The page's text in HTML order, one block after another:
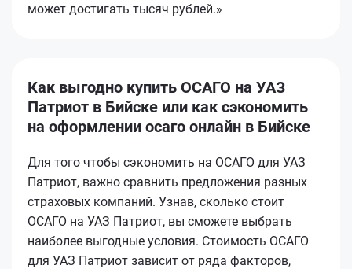
может достигать тысяч рублей.»
Как выгодно купить ОСАГО на УАЗ
Патриот в Бийске или как сэкономить
на оформлении осаго онлайн в Бийске
Для того чтобы сэкономить на ОСАГО для УАЗ
Патриот, важно сравнить предложения разных
страховых компаний. Узнав, сколько стоит
ОСАГО на УАЗ Патриот, вы сможете выбрать
наиболее выгодные условия. Стоимость ОСАГО
для УАЗ Патриот зависит от ряда факторов,